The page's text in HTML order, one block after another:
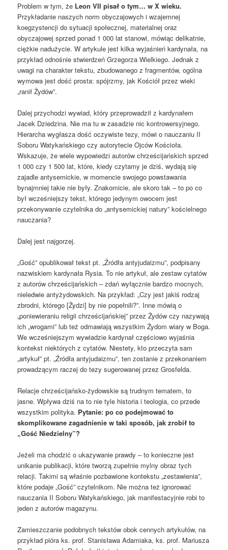
Problem w tym, że Leon VII pisał o tym… w X wieku.
Przykładanie naszych norm obyczajowych i wzajemnej
koegzystencji do sytuacji społecznej, materialnej oraz
obyczajowej sprzed ponad 1 000 lat stanowi, mówiąc delikatnie,
ciężkie nadużycie. W artykule jest kilka wyjaśnień kardynała, na
przykład odnośnie stwierdzeń Grzegorza Wielkiego. Jednak z
uwagi na charakter tekstu, zbudowanego z fragmentów, ogólna
wymowa jest dość prosta: spójrzmy, jak Kościół przez wieki
„ranił Żydów”.
Dalej przychodzi wywiad, który przeprowadził z kardynałem
Jacek Dziedzina. Nie ma tu w zasadzie nic kontrowersyjnego.
Hierarcha wygłasza dość oczywiste tezy, mówi o nauczaniu II
Soboru Watykańskiego czy autorytecie Ojców Kościoła.
Wskazuje, że wiele wypowiedzi autorów chrześcijańskich sprzed
1 000 czy 1 500 lat, które, kiedy czytamy je dziś, wydają się
zajadle antysemickie, w momencie swojego powstawania
bynajmniej takie nie były. Znakomicie, ale skoro tak – to po co
był wcześniejszy tekst, którego jedynym owocem jest
przekonywanie czytelnika do „antysemickiej natury” kościelnego
nauczania?
Dalej jest najgorzej.
„Gość” opublikował tekst pt. „Źródła antyjudaizmu”, podpisany
nazwiskiem kardynała Rysia. To nie artykuł, ale zestaw cytatów
z autorów chrześcijańskich – zdań wyłącznie bardzo mocnych,
nieledwie antyżydowskich. Na przykład: „Czy jest jakiś rodzaj
zbrodni, którego [Żydzi] by nie popełnili?”. Inne mówią o
„poniewieraniu religii chrześcijańskiej” przez Żydów czy nazywają
ich „wrogami” lub też odmawiają wszystkim Żydom wiary w Boga.
We wcześniejszym wywiadzie kardynał częściowo wyjaśnia
kontekst niektórych z cytatów. Niestety, kto przeczyta sam
„artykuł” pt. „Źródła antyjudaizmu”, ten zostanie z przekonaniem
prowadzącym raczej do tezy sugerowanej przez Grosfelda.
Relacje chrześcijańsko-żydowskie są trudnym tematem, to
jasne. Wpływa dziś na to nie tyle historia i teologia, co przede
wszystkim polityka. Pytanie: po co podejmować to
skomplikowane zagadnienie w taki sposób, jak zrobił to
„Gość Niedzielny”?
Jeżeli ma chodzić o ukazywanie prawdy – to konieczne jest
unikanie publikacji, które tworzą zupełnie mylny obraz tych
relacji. Takimi są właśnie pozbawione kontekstu „zestawienia”,
które podaje „Gość” czytelnikom. Nie można też ignorować
nauczania II Soboru Watykańskiego, jak manifestacyjnie robi to
jeden z autorów magazynu.
Zamieszczanie podobnych tekstów obok cennych artykułów, na
przykład pióra ks. prof. Stanisława Adamiaka, ks. prof. Mariusza